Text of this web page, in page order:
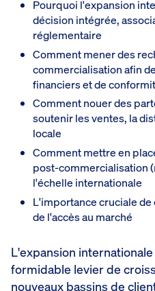
Pourquoi l'expansion
décision intégrée,
réglementaire
Comment mener des
commercialisation afin
financiers et de
Comment nouer des
soutenir les ventes, la
locale
Comment mettre en
post-commercialisation
l'échelle internationale
L'importance cruciale
de l'accès au marché
L'expansion
formidable levier de
nouveaux bassins de